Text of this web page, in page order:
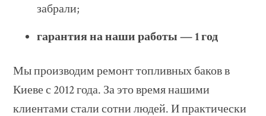
забрали;
гарантия на наши работы — 1 год
Мы производим ремонт топливных баков в
Киеве с 2012 года. За это время нашими
клиентами стали сотни людей. И практически